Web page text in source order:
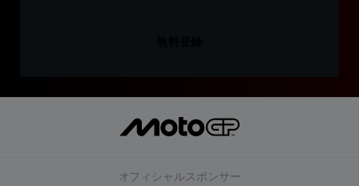
オフィシャルスポンサー